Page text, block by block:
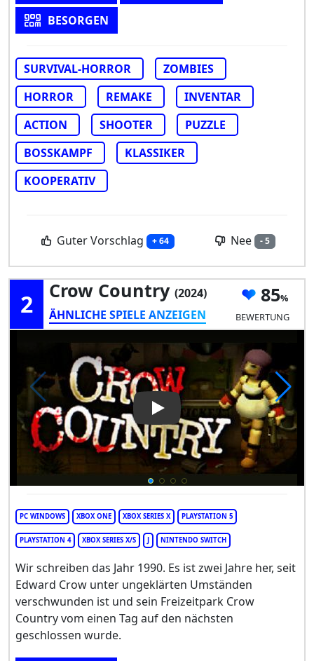
BESORGEN
SURVIVAL-HORROR
ZOMBIES
HORROR
REMAKE
INVENTAR
ACTION
SHOOTER
PUZZLE
BOSSKAMPF
KLASSIKER
KOOPERATIV
Guter Vorschlag + 64 Nee - 5
2 Crow Country (2024)
ÄHNLICHE SPIELE ANZEIGEN
85
BEWERTUNG
Play Video: Crow Country
PC WINDOWS XBOX ONE XBOX SERIES X PLAYSTATION 5
PLAYSTATION 4 XBOX SERIES X/S J NINTENDO SWITCH
Wir schreiben das Jahr 1990. Es ist zwei Jahre her, seit
Edward Crow unter ungeklärten Umständen
verschwunden ist und sein Freizeitpark Crow
Country vom einen Tag auf den nächsten
geschlossen wurde.